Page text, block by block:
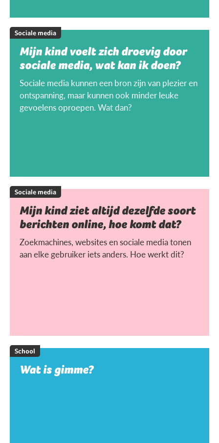
Sociale media
Mijn kind voelt zich droevig door
sociale media, wat kan ik doen?
Sociale media kunnen een bron zijn van plezier en
ontspanning, maar kunnen ook minder leuke
gevoelens oproepen. Wat dan?
Sociale media
Mijn kind ziet altijd dezelfde soort
berichten online, hoe komt dat?
Zoekmachines, websites en sociale media tonen
aan elke gebruiker iets anders. Hoe werkt dit?
School
Wat is gimme?